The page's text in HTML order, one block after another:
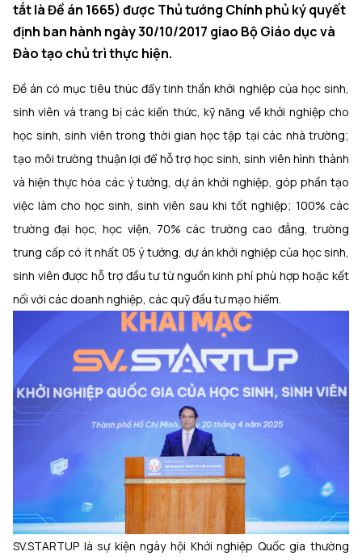
Đăng ký đối tác
Tài liệu khởi nghiệp
Tài khoản
tắt là Đề án 1665) được Thủ tướng Chính phủ ký quyết
định ban hành ngày 30/10/2017 giao Bộ Giáo dục và
Đào tạo chủ trì thực hiện.
Đề án có mục tiêu thúc đẩy tinh thần khởi nghiệp của học sinh,
sinh viên và trang bị các kiến thức, kỹ năng về khởi nghiệp cho
học sinh, sinh viên trong thời gian học tập tại các nhà trường;
tạo môi trường thuận lợi để hỗ trợ học sinh, sinh viên hình thành
và hiện thực hóa các ý tưởng, dự án khởi nghiệp, góp phần tạo
việc làm cho học sinh, sinh viên sau khi tốt nghiệp; 100% các
trường đại học, học viện, 70% các trường cao đẳng, trường
trung cấp có ít nhất 05 ý tưởng, dự án khởi nghiệp của học sinh,
sinh viên được hỗ trợ đầu tư từ nguồn kinh phí phù hợp hoặc kết
nối với các doanh nghiệp, các quỹ đầu tư mạo hiểm.
SV.STARTUP là sự kiện ngày hội Khởi nghiệp Quốc gia thường